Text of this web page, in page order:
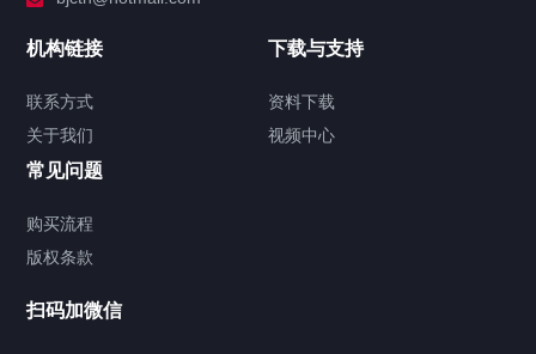
签署类文件海牙认证程序费用
视频中心
机构链接
联系方式
关于我们
下载与支持
资料下载
视频中心
常见问题
购买流程
版权条款
扫码加微信